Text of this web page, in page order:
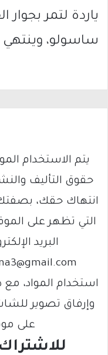
ياردة لتمر بجوار
ساسولو، وينتهي
انتهاك حقك،
التي تظهر على
البريد
استخدام المواد،
وإرفاق تصوير
على